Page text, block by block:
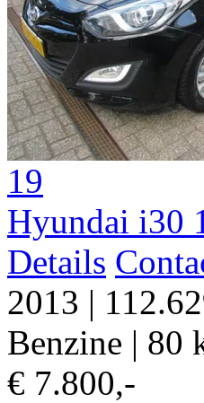
19
Hyundai i30
Details
2013 |
Benzine | 80
€ 7.800,-